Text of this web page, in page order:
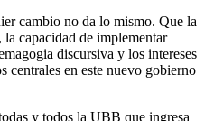
cambio no da lo mismo. Que la
capacidad de implementar
discursiva y los intereses
centrales en este nuevo gobierno
y todos la UBB que ingresa